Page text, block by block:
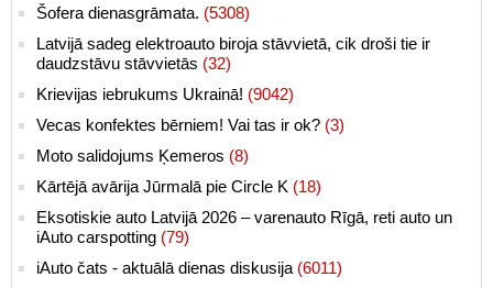
Šofera dienasgrāmata. (5308)
Latvijā sadeg elektroauto biroja stāvvietā, cik droši tie ir
daudzstāvu stāvvietās (32)
Krievijas iebrukums Ukrainā! (9042)
Vecas konfektes bērniem! Vai tas ir ok? (3)
Moto salidojums Ķemeros (8)
Kārtējā avārija Jūrmalā pie Circle K (18)
Eksotiskie auto Latvijā 2026 – varenauto Rīgā, reti auto un
iAuto carspotting (79)
iAuto čats - aktuālā dienas diskusija (6011)